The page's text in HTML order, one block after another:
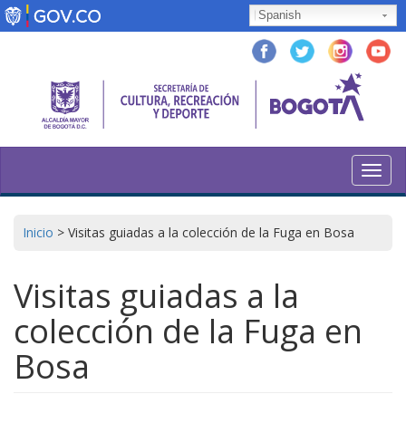
Pasar
al
Spanish
Inicio > Visitas guiadas a la colección de la Fuga en Bosa
Visitas guiadas a la
colección de la Fuga en
Bosa